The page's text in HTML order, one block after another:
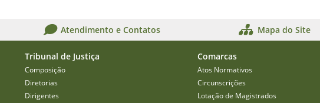
Atendimento e Contatos Mapa do Site
Tribunal de Justiça
Composição
Diretorias
Dirigentes
Comarcas
Atos Normativos
Circunscrições
Lotação de Magistrados